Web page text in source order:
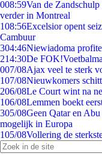
008:59Van de
verder in Montreal
108:56Excelsior opent
Cambuur
304:46Niewiadoma
214:30De
007/08Ajax veel te sterk
107/08Nieuwkomers
206/08Le Court wint na
106/08Lemmen boekt
305/08Geen Qatar en
mogelijk in Europa
105/08Vollering de